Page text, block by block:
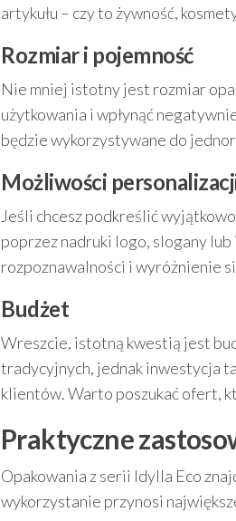
artykułu – czy to żywność,
Rozmiar i pojemność
Nie mniej istotny jest rozmiar
użytkowania i wpłynąć
będzie wykorzystywane do
Możliwości
Jeśli chcesz podkreślić
poprzez nadruki logo, slogany
rozpoznawalności i wyróżnienie
Budżet
Wreszcie, istotną kwestią jest
tradycyjnych, jednak inwestycja
klientów. Warto poszukać ofert,
Praktyczne
Opakowania z serii Idylla Eco
wykorzystanie przynosi